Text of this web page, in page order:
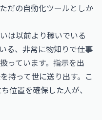
だの自動化ツールとしか
は以前より稼いでいる
る、非常に物知りで仕事
っています。指示を出
持って世に送り出す。こ
位置を確保した人が、